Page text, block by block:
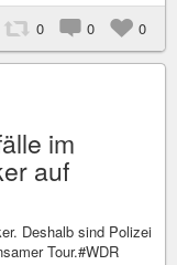
0 0 0
im
auf
Deshalb sind Polizei
Tour.#WDR